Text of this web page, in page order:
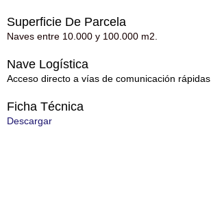
Superficie De Parcela
Naves entre 10.000 y 100.000 m2.
Nave Logística
Acceso directo a vías de comunicación rápidas.
Ficha Técnica
Descargar